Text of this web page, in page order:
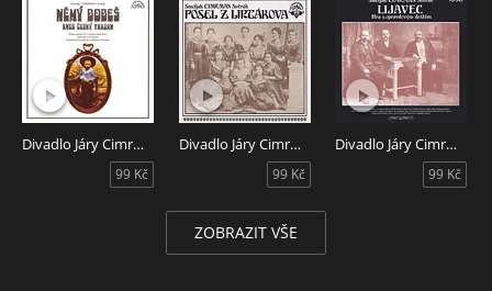
Divadlo Járy Cimrmana - Němý Bobeš
99 Kč
Divadlo Járy Cimrmana - Posel z Liptákova
99 Kč
Divadlo Járy Cimrmana - Lijavec
99 Kč
ZOBRAZIT VŠE